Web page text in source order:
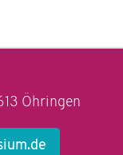
Öhringen